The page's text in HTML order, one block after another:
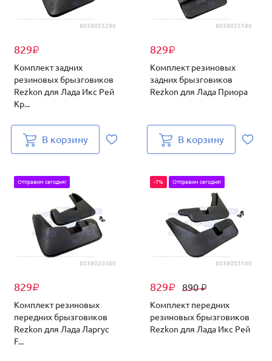
6039055290
829₽
Комплект задних
резиновых брызговиков
Rezkon для Лада Икс Рей
Кр...
В корзину
6039025190
829₽
Комплект резиновых
задних брызговиков
Rezkon для Лада Приора
В корзину
6039020360
829₽
Отправим сегодня!
Комплект резиновых
передних брызговиков
Rezkon для Лада Ларгус
F...
6039055160
829₽ 890₽
-7% Отправим сегодня!
Комплект передних
резиновых брызговиков
Rezkon для Лада Икс Рей